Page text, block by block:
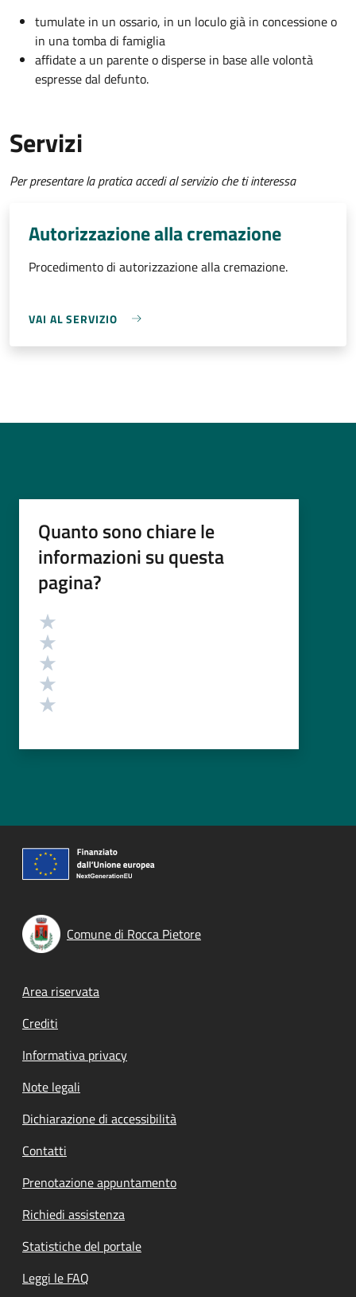
tumulate in un ossario, in un loculo già in concessione o
in una tomba di famiglia
affidate a un parente o disperse in base alle volontà
espresse dal defunto.
Servizi
Per presentare la pratica accedi al servizio che ti interessa
Autorizzazione alla cremazione
Procedimento di autorizzazione alla cremazione.
VAI AL SERVIZIO
Quanto sono chiare le
informazioni su questa
pagina?
Valutazione
Comune di Rocca Pietore
Footer menu
Area riservata
Crediti
Informativa privacy
Note legali
Dichiarazione di accessibilità
Contatti
Prenotazione appuntamento
Richiedi assistenza
Statistiche del portale
Leggi le FAQ